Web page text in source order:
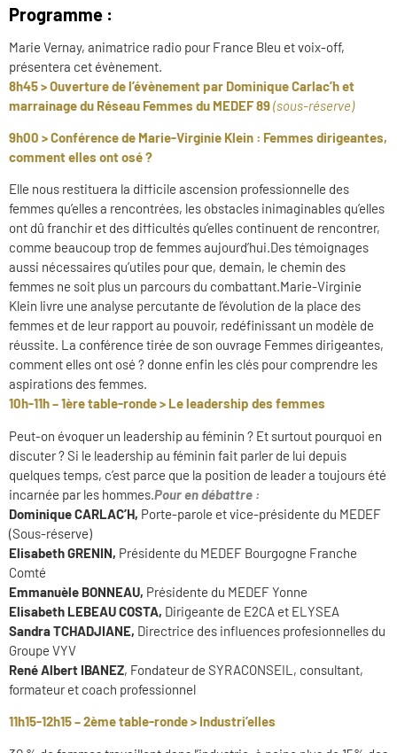
Programme :
Marie Vernay, animatrice radio pour France Bleu et voix-off,
présentera cet évènement.
8h45 > Ouverture de l’évènement par Dominique Carlac’h et
marrainage du Réseau Femmes du MEDEF 89(sous-réserve)
9h00 > Conférence de Marie-Virginie Klein : Femmes dirigeantes,
comment elles ont osé ?
Elle nous restituera la difficile ascension professionnelle des
femmes qu’elles a rencontrées, les obstacles inimaginables qu’elles
ont dû franchir et des difficultés qu’elles continuent de rencontrer,
comme beaucoup trop de femmes aujourd’hui.Des témoignages
aussi nécessaires qu’utiles pour que, demain, le chemin des
femmes ne soit plus un parcours du combattant.Marie-Virginie
Klein livre une analyse percutante de l’évolution de la place des
femmes et de leur rapport au pouvoir, redéfinissant un modèle de
réussite. La conférence tirée de son ouvrage Femmes dirigeantes,
comment elles ont osé ? donne enfin les clés pour comprendre les
aspirations des femmes.
10h-11h – 1ère table-ronde > Le leadership des femmes
Peut-on évoquer un leadership au féminin ? Et surtout pourquoi en
discuter ? Si le leadership au féminin fait parler de lui depuis
quelques temps, c’est parce que la position de leader a toujours été
incarnée par les hommes.Pour en débattre :
Dominique CARLAC’H, Porte-parole et vice-présidente du MEDEF
(Sous-réserve)
Elisabeth GRENIN, Présidente du MEDEF Bourgogne Franche
Comté
Emmanuèle BONNEAU, Présidente du MEDEF Yonne
Elisabeth LEBEAU COSTA, Dirigeante de E2CA et ELYSEA
Sandra TCHADJIANE, Directrice des influences profesionnelles du
Groupe VYV
René Albert IBANEZ, Fondateur de SYRACONSEIL, consultant,
formateur et coach professionnel
11h15-12h15 – 2ème table-ronde > Industri’elles